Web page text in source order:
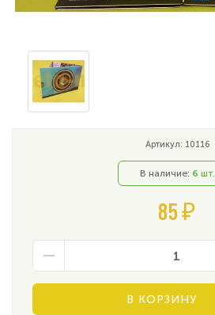
Артикул: 10116
В наличие: 6 шт.
85 ₽
В КОРЗИНУ